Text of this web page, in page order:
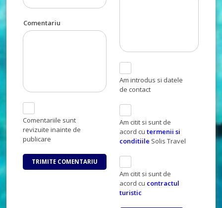
Comentariu
Comentariile sunt
revizuite inainte de
publicare
Am introdus si datele
de contact
Am citit si sunt de
acord cutermenii si
conditiile Solis Travel
Am citit si sunt de
acord cu contractul
turistic